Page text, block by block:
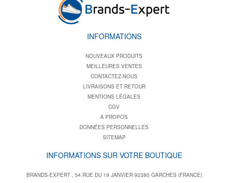
INFORMATIONS
NOUVEAUX PRODUITS
MEILLEURES VENTES
CONTACTEZ-NOUS
LIVRAISONS ET RETOUR
MENTIONS LÉGALES
CGV
A PROPOS
DONNÉES PERSONNELLES
SITEMAP
INFORMATIONS SUR VOTRE BOUTIQUE
BRANDS-EXPERT , 54 RUE DU 19 JANVIER 92380 GARCHES (FRANCE)